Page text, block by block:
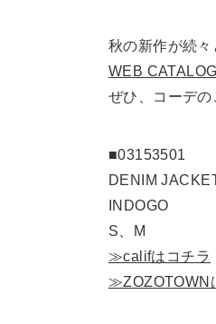
秋の新作が続々
WEB CATALOG
ぜひ、コーデ
■03153501
DENIM
INDOGO
S、M
≫califはコチラ
≫ZOZOTOWN